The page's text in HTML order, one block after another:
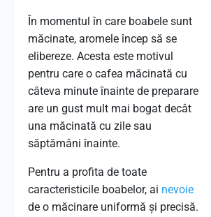
În momentul în care boabele sunt
măcinate, aromele încep să se
elibereze. Acesta este motivul
pentru care o cafea măcinată cu
câteva minute înainte de preparare
are un gust mult mai bogat decât
una măcinată cu zile sau
săptămâni înainte.
Pentru a profita de toate
caracteristicile boabelor, ai nevoie
de o măcinare uniformă și precisă.